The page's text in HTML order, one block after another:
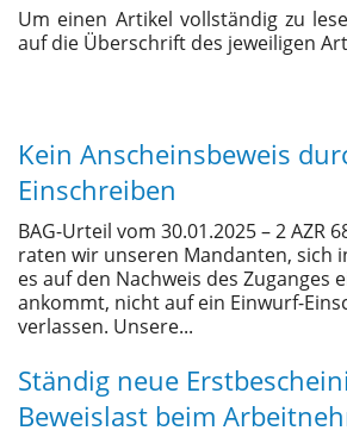
Um einen Artikel vollständig zu
auf die Überschrift des jeweiligen
Kein Anscheinsbeweis
Einschreiben
BAG-Urteil vom 30.01.2025 – 2 AZR
raten wir unseren Mandanten, sich
es auf den Nachweis des Zuganges
ankommt, nicht auf ein Einwurf-
verlassen. Unsere...
Ständig neue
Beweislast beim